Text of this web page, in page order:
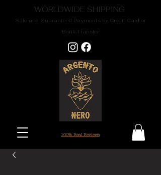
WORLDWIDE SHIPPING
Safe and Guaranteed Payments by Credit Card or
Bank Transfer
100% Real Reviews